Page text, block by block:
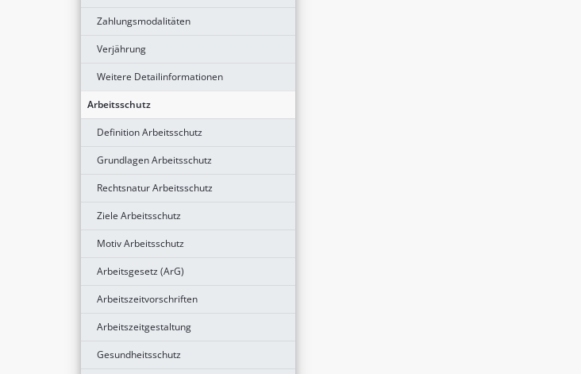
Zahlungsmodalitäten
Verjährung
Weitere Detailinformationen
Arbeitsschutz
Definition Arbeitsschutz
Grundlagen Arbeitsschutz
Rechtsnatur Arbeitsschutz
Ziele Arbeitsschutz
Motiv Arbeitsschutz
Arbeitsgesetz (ArG)
Arbeitszeitvorschriften
Arbeitszeitgestaltung
Gesundheitsschutz